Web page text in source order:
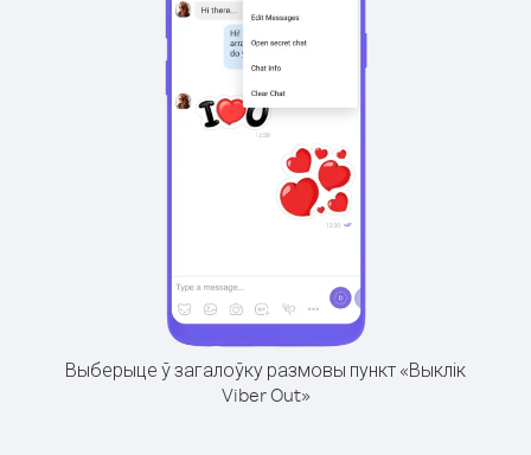
Выберыце ў загалоўку размовы пункт «Выклік
Viber Out»